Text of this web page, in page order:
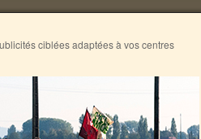
ciblées adaptées à vos centres